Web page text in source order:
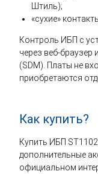
Штиль);
«сухие»
Контроль ИБП с
через веб-браузер
(SDM). Платы не
приобретаются
Как купить?
Купить ИБП
дополнительные
официальном